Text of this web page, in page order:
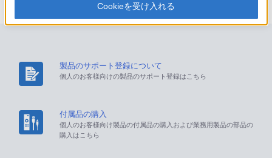
製品のサポート登録について
個人のお客様向けの製品のサポート登録はこちら
付属品の購入
個人のお客様向け製品の付属品の購入および業務用製品の部品の
購入はこちら
Cookieを受け入れる